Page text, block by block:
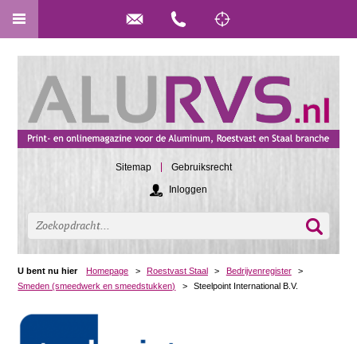
Sitemap
Gebruiksrecht
Inloggen
U bent nu hier Homepage > Roestvast Staal > Bedrijvenregister
>
Smeden (smeedwerk en smeedstukken)
> Steelpoint International B.V.